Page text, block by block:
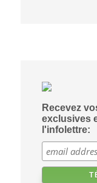
Recevez
exclusives
l'infolettre: